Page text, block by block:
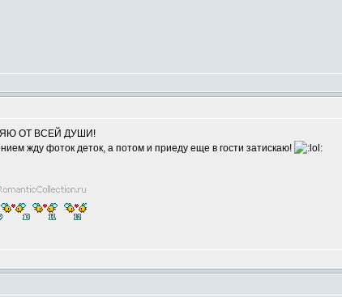
ОТ ВСЕЙ ДУШИ!
жду фоток деток, а потом и приеду еще в гости затискаю!